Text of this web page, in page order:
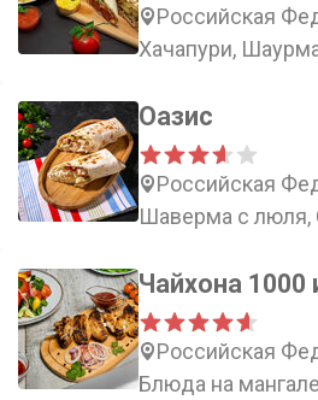
Российская
Хачапури,
Оазис
Российская
Шаверма с люля,
Чайхона 1000
Российская
Блюда на